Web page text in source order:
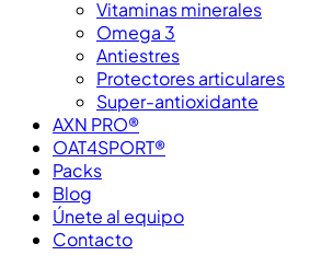
Vitaminas minerales
Omega 3
Antiestres
Protectores articulares
Super-antioxidante
AXN PRO®
OAT4SPORT®
Packs
Blog
Únete al equipo
Contacto